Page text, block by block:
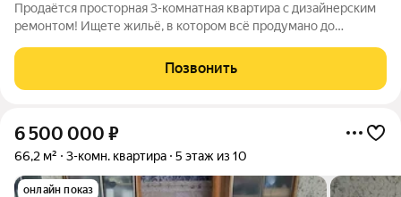
Продаётся просторная 3-комнатная квартира с дизайнерским
ремонтом! Ищете жильё, в котором всё продумано до
себя», поэтому в ней сочетаются комфорт, стиль и качество.
Главные преимущества:
Позвонить
6 500 000 ₽
66,2 м² 3-комн. квартира 5 этаж из 10
онлайн показ